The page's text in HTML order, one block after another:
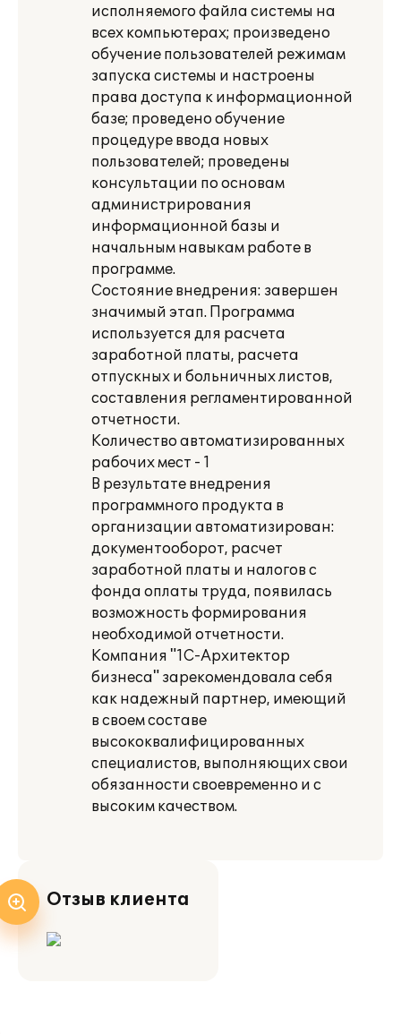
исполняемого файла системы на
всех компьютерах; произведено
обучение пользователей режимам
запуска системы и настроены
права доступа к информационной
базе; проведено обучение
процедуре ввода новых
пользователей; проведены
консультации по основам
администрирования
информационной базы и
начальным навыкам работе в
программе.
Состояние внедрения: завершен
значимый этап. Программа
используется для расчета
заработной платы, расчета
отпускных и больничных листов,
составления регламентированной
отчетности.
Количество автоматизированных
рабочих мест - 1
В результате внедрения
программного продукта в
организации автоматизирован:
документооборот, расчет
заработной платы и налогов с
фонда оплаты труда, появилась
возможность формирования
необходимой отчетности.
Компания "1С-Архитектор
бизнеса" зарекомендовала себя
как надежный партнер, имеющий
в своем составе
высококвалифицированных
специалистов, выполняющих свои
обязанности своевременно и с
высоким качеством.
Отзыв клиента